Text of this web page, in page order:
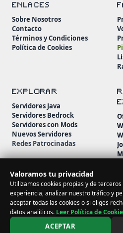
Valoramos tu privacidad
Utilizamos cookies propias y de
experiencia, analizar nuestro tráfico y
aceptar todas las cookies o si eliges
datos analíticos. Leer Política de
ACEPTAR
ENLACES
Sobre Nosotros
Contacto
Términos y Condiciones
Política de Cookies
EXPLORAR
Servidores Java
Servidores Bedrock
Servidores con Mods
Nuevos Servidores
Redes Patrocinadas
© 2026 MineServidores. Todos